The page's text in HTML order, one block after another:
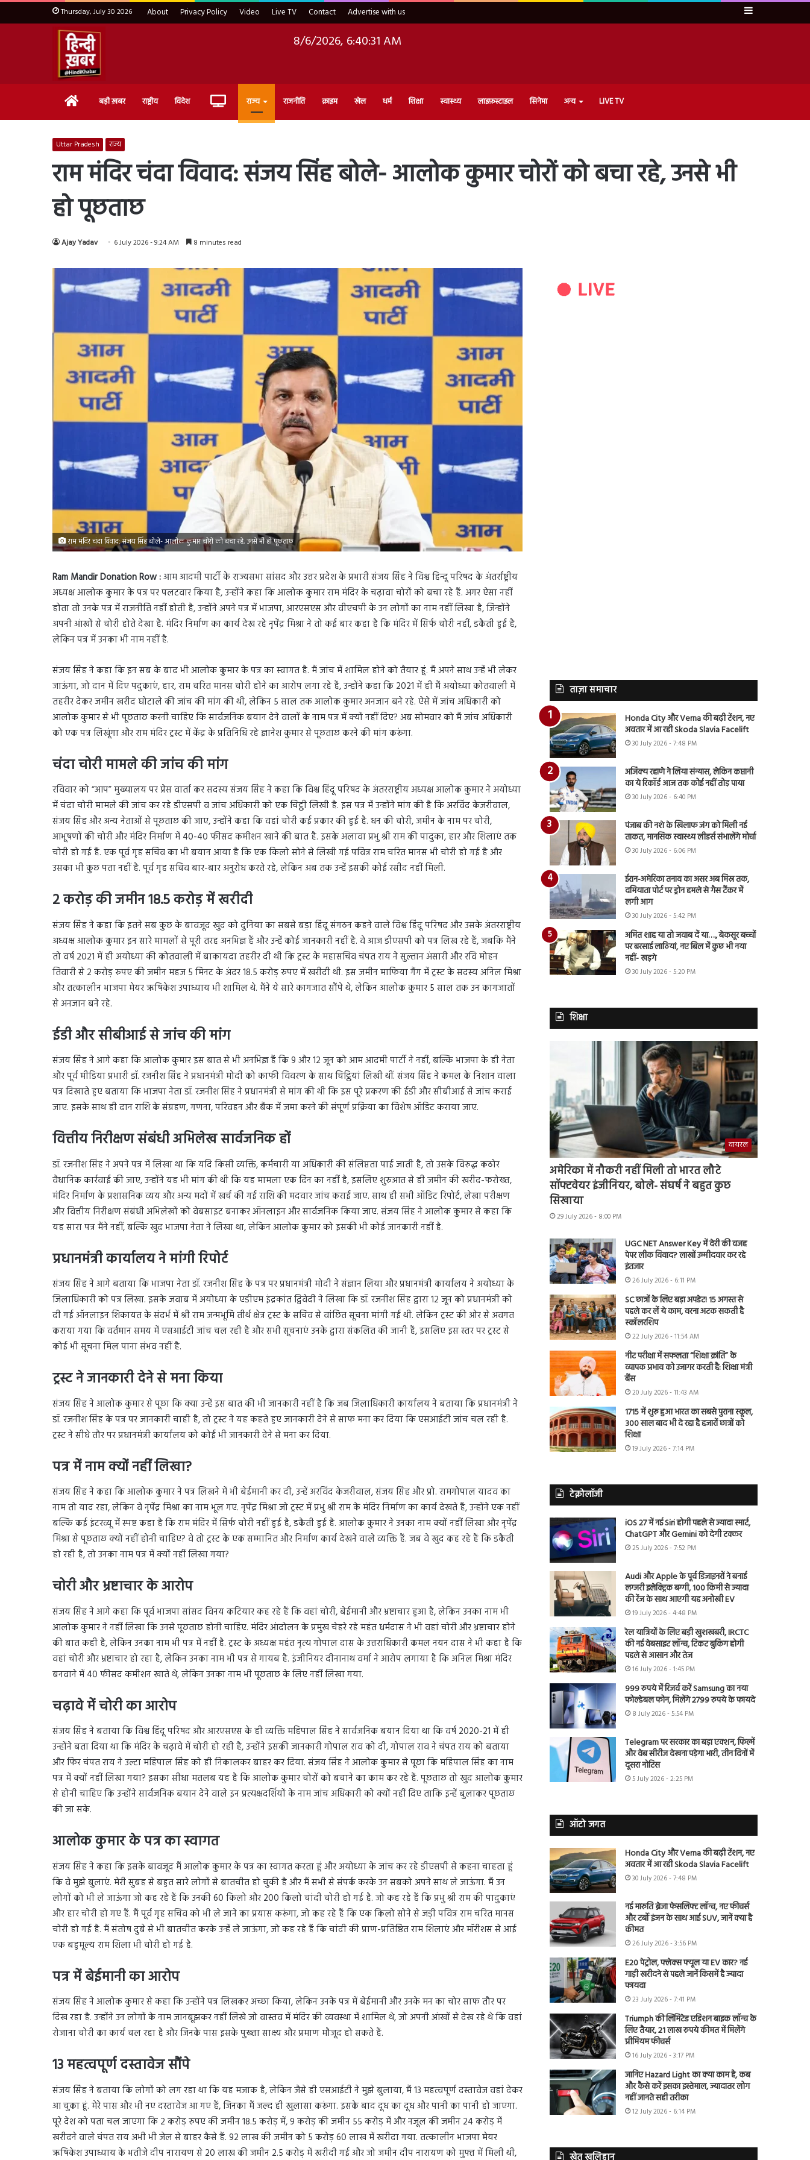
Thursday, July 30 2026 About Privacy Policy Video Live TV Contact Advertise with us Sidebar
8/6/2026, 6:40:32 AM
Home बड़ी ख़बर राष्ट्रीय विदेश Live राज्य राजनीति क्राइम खेल धर्म शिक्षा स्वास्थ्य लाइफ़स्टाइल सिनेमा अन्य LIVE TV
Uttar Pradesh राज्य
राम मंदिर चंदा विवाद: संजय सिंह बोले- आलोक कुमार चोरों को बचा रहे, उनसे भी
हो पूछताछ
Ajay Yadav 6 July 2026 - 9:24 AM 8 minutes read
राम मंदिर चंदा विवाद: संजय सिंह बोले- आलोक कुमार चोरों को बचा रहे, उनसे भी हो पूछताछ
Ram Mandir Donation Row :आम आदमी पार्टी के राज्यसभा सांसद और उत्तर प्रदेश के प्रभारी संजय सिंह ने विश्व हिन्दू परिषद के अंतर्राष्ट्रीय
अध्यक्ष आलोक कुमार के पत्र पर पलटवार किया है, उन्होंने कहा कि आलोक कुमार राम मंदिर के चढ़ावा चोरों को बचा रहे हैं. अगर ऐसा नहीं
होता तो उनके पत्र में राजनीति नहीं होती है, उन्होंने अपने पत्र में भाजपा, आरएसएस और वीएचपी के उन लोगों का नाम नहीं लिखा है, जिन्होंने
अपनी आंखों से चोरी होते देखा है. मंदिर निर्माण का कार्य देख रहे नृपेंद्र मिश्रा ने तो कई बार कहा है कि मंदिर में सिर्फ चोरी नहीं, डकैती हुई है,
लेकिन पत्र में उनका भी नाम नहीं है.
संजय सिंह ने कहा कि इन सब के बाद भी आलोक कुमार के पत्र का स्वागत है. मैं जांच में शामिल होने को तैयार हूं. मैं अपने साथ उन्हें भी लेकर
जाऊंगा, जो दान में दिए पदुकाएं, हार, राम चरित मानस चोरी होने का आरोप लगा रहे हैं, उन्होंने कहा कि 2021 में ही मैं अयोध्या कोतवाली में
तहरीर देकर जमीन खरीद घोटाले की जांच की मांग की थी, लेकिन 5 साल तक आलोक कुमार अनजान बने रहे. ऐसे में जांच अधिकारी को
आलोक कुमार से भी पूछताछ करनी चाहिए कि सार्वजनिक बयान देने वालों के नाम पत्र में क्यों नहीं दिए? अब सोमवार को मैं जांच अधिकारी
को एक पत्र लिखूंगा और राम मंदिर ट्रस्ट में केंद्र के प्रतिनिधि रहे ज्ञानेश कुमार से पूछताछ करने की मांग करूंगा.
चंदा चोरी मामले की जांच की मांग
रविवार को “आप” मुख्यालय पर प्रेस वार्ता कर सदस्य संजय सिंह ने कहा कि विश्व हिंदू परिषद के अंतरराष्ट्रीय अध्यक्ष आलोक कुमार ने अयोध्या
में चंदा चोरी मामले की जांच कर रहे डीएसपी व जांच अधिकारी को एक चिट्ठी लिखी है. इस पत्र में उन्होंने मांग की है कि अरविंद केजरीवाल,
संजय सिंह और अन्य नेताओं से पूछताछ की जाए, उन्होंने कहा कि वहां चोरी कई प्रकार की हुई है. धन की चोरी, जमीन के नाम पर चोरी,
आभूषणों की चोरी और मंदिर निर्माण में 40-40 फीसद कमीशन खाने की बात है. इसके अलावा प्रभु श्री राम की पादुका, हार और शिलाएं तक
चोरी हो गई हैं. एक पूर्व गृह सचिव का भी बयान आया है कि एक किलो सोने से लिखी गई पवित्र राम चरित मानस भी चोरी हो गई है और
उसका भी कुछ पता नहीं है. पूर्व गृह सचिव बार-बार अनुरोध करते रहे, लेकिन अब तक उन्हें इसकी कोई रसीद नहीं मिली.
2 करोड़ की जमीन 18.5 करोड़ में खरीदी
संजय सिंह ने कहा कि इतने सब कुछ के बावजूद खुद को दुनिया का सबसे बड़ा हिंदू संगठन कहने वाले विश्व हिंदू परिषद और उसके अंतरराष्ट्रीय
अध्यक्ष आलोक कुमार इन सारे मामलों से पूरी तरह अनभिज्ञ हैं और उन्हें कोई जानकारी नहीं है. वे आज डीएसपी को पत्र लिख रहे हैं, जबकि मैंने
तो वर्ष 2021 में ही अयोध्या की कोतवाली में बाकायदा तहरीर दी थी कि ट्रस्ट के महासचिव चंपत राय ने सुल्तान अंसारी और रवि मोहन
तिवारी से 2 करोड़ रुपए की जमीन महज 5 मिनट के अंदर 18.5 करोड़ रुपए में खरीदी थी. इस जमीन माफिया गैंग में ट्रस्ट के सदस्य अनिल मिश्रा
और तत्कालीन भाजपा मेयर ऋषिकेश उपाध्याय भी शामिल थे. मैंने ये सारे कागजात सौंपे थे, लेकिन आलोक कुमार 5 साल तक उन कागजातों
से अनजान बने रहे.
ईडी और सीबीआई से जांच की मांग
संजय सिंह ने आगे कहा कि आलोक कुमार इस बात से भी अनभिज्ञ हैं कि 9 और 12 जून को आम आदमी पार्टी ने नहीं, बल्कि भाजपा के ही नेता
और पूर्व मीडिया प्रभारी डॉ. रजनीश सिंह ने प्रधानमंत्री मोदी को काफी विवरण के साथ चिट्ठियां लिखी थीं. संजय सिंह ने कमल के निशान वाला
पत्र दिखाते हुए बताया कि भाजपा नेता डॉ. रजनीश सिंह ने प्रधानमंत्री से मांग की थी कि इस पूरे प्रकरण की ईडी और सीबीआई से जांच कराई
जाए. इसके साथ ही दान राशि के संग्रहण, गणना, परिवहन और बैंक में जमा करने की संपूर्ण प्रक्रिया का विशेष ऑडिट कराया जाए.
वित्तीय निरीक्षण संबंधी अभिलेख सार्वजनिक हों
डॉ. रजनीश सिंह ने अपने पत्र में लिखा था कि यदि किसी व्यक्ति, कर्मचारी या अधिकारी की संलिप्तता पाई जाती है, तो उसके विरुद्ध कठोर
वैधानिक कार्रवाई की जाए, उन्होंने यह भी मांग की थी कि यह मामला एक दिन का नहीं है, इसलिए शुरुआत से ही जमीन की खरीद-फरोख्त,
मंदिर निर्माण के प्रशासनिक व्यय और अन्य मदों में खर्च की गई राशि की मदवार जांच कराई जाए. साथ ही सभी ऑडिट रिपोर्ट, लेखा परीक्षण
और वित्तीय निरीक्षण संबंधी अभिलेखों को वेबसाइट बनाकर ऑनलाइन और सार्वजनिक किया जाए. संजय सिंह ने आलोक कुमार से कहा कि
यह सारा पत्र मैंने नहीं, बल्कि खुद भाजपा नेता ने लिखा था, लेकिन आलोक कुमार को इसकी भी कोई जानकारी नहीं है.
प्रधानमंत्री कार्यालय ने मांगी रिपोर्ट
संजय सिंह ने आगे बताया कि भाजपा नेता डॉ. रजनीश सिंह के पत्र पर प्रधानमंत्री मोदी ने संज्ञान लिया और प्रधानमंत्री कार्यालय ने अयोध्या के
जिलाधिकारी को पत्र लिखा. इसके जवाब में अयोध्या के एडीएम इंद्रकांत द्विवेदी ने लिखा कि डॉ. रजनीश सिंह द्वारा 12 जून को प्रधानमंत्री को
दी गई ऑनलाइन शिकायत के संदर्भ में श्री राम जन्मभूमि तीर्थ क्षेत्र ट्रस्ट के सचिव से वांछित सूचना मांगी गई थी. लेकिन ट्रस्ट की ओर से अवगत
कराया गया कि वर्तमान समय में एसआईटी जांच चल रही है और सभी सूचनाएं उनके द्वारा संकलित की जानी हैं, इसलिए इस स्तर पर ट्रस्ट से
कोई भी सूचना मिल पाना संभव नहीं है.
ट्रस्ट ने जानकारी देने से मना किया
संजय सिंह ने आलोक कुमार से पूछा कि क्या उन्हें इस बात की भी जानकारी नहीं है कि जब जिलाधिकारी कार्यालय ने बताया कि प्रधानमंत्री ने
डॉ. रजनीश सिंह के पत्र पर जानकारी चाही है, तो ट्रस्ट ने यह कहते हुए जानकारी देने से साफ मना कर दिया कि एसआईटी जांच चल रही है.
ट्रस्ट ने सीधे तौर पर प्रधानमंत्री कार्यालय को कोई भी जानकारी देने से मना कर दिया.
पत्र में नाम क्यों नहीं लिखा?
संजय सिंह ने कहा कि आलोक कुमार ने पत्र लिखने में भी बेईमानी कर दी, उन्हें अरविंद केजरीवाल, संजय सिंह और प्रो. रामगोपाल यादव का
नाम तो याद रहा, लेकिन वे नृपेंद्र मिश्रा का नाम भूल गए. नृपेंद्र मिश्रा जो ट्रस्ट में प्रभु श्री राम के मंदिर निर्माण का कार्य देखते हैं, उन्होंने एक नहीं
बल्कि कई इंटरव्यू में स्पष्ट कहा है कि राम मंदिर में सिर्फ चोरी नहीं हुई है, डकैती हुई है. आलोक कुमार ने उनका नाम क्यों नहीं लिखा और नृपेंद्र
मिश्रा से पूछताछ क्यों नहीं होनी चाहिए? वे तो ट्रस्ट के एक सम्मानित और निर्माण कार्य देखने वाले व्यक्ति हैं. जब वे खुद कह रहे हैं कि डकैती
हो रही है, तो उनका नाम पत्र में क्यों नहीं लिखा गया?
चोरी और भ्रष्टाचार के आरोप
संजय सिंह ने आगे कहा कि पूर्व भाजपा सांसद विनय कटियार कह रहे हैं कि वहां चोरी, बेईमानी और भ्रष्टाचार हुआ है, लेकिन उनका नाम भी
आलोक कुमार ने नहीं लिखा कि उनसे पूछताछ होनी चाहिए. मंदिर आंदोलन के प्रमुख चेहरे रहे महंत धर्मदास ने भी वहां चोरी और भ्रष्टाचार होने
की बात कही है, लेकिन उनका नाम भी पत्र में नहीं है. ट्रस्ट के अध्यक्ष महंत नृत्य गोपाल दास के उत्तराधिकारी कमल नयन दास ने भी कहा है कि
वहां चोरी और भ्रष्टाचार हो रहा है, लेकिन उनका नाम भी पत्र से गायब है. इंजीनियर दीनानाथ वर्मा ने आरोप लगाया है कि अनिल मिश्रा मंदिर
बनवाने में 40 फीसद कमीशन खाते थे, लेकिन उनका नाम भी पूछताछ के लिए नहीं लिखा गया.
चढ़ावे में चोरी का आरोप
संजय सिंह ने बताया कि विश्व हिंदू परिषद और आरएसएस के ही व्यक्ति महिपाल सिंह ने सार्वजनिक बयान दिया था कि वर्ष 2020-21 में ही
उन्होंने बता दिया था कि मंदिर के चढ़ावे में चोरी हो रही है, उन्होंने इसकी जानकारी गोपाल राव को दी, गोपाल राव ने चंपत राय को बताया
और फिर चंपत राय ने उल्टा महिपाल सिंह को ही निकालकर बाहर कर दिया. संजय सिंह ने आलोक कुमार से पूछा कि महिपाल सिंह का नाम
पत्र में क्यों नहीं लिखा गया? इसका सीधा मतलब यह है कि आलोक कुमार चोरों को बचाने का काम कर रहे हैं. पूछताछ तो खुद आलोक कुमार
से होनी चाहिए कि उन्होंने सार्वजनिक बयान देने वाले इन प्रत्यक्षदर्शियों के नाम जांच अधिकारी को क्यों नहीं दिए ताकि इन्हें बुलाकर पूछताछ
की जा सके.
आलोक कुमार के पत्र का स्वागत
संजय सिंह ने कहा कि इसके बावजूद मैं आलोक कुमार के पत्र का स्वागत करता हूं और अयोध्या के जांच कर रहे डीएसपी से कहना चाहता हूं
कि वे मुझे बुलाएं. मेरी सुबह से बहुत सारे लोगों से बातचीत हो चुकी है और मैं सभी से संपर्क करके उन सबको अपने साथ ले जाऊंगा. मैं उन
लोगों को भी ले जाऊंगा जो कह रहे हैं कि उनकी 60 किलो और 200 किलो चांदी चोरी हो गई है. जो कह रहे हैं कि प्रभु श्री राम की पादुकाएं
और हार चोरी हो गए हैं. मैं पूर्व गृह सचिव को भी ले जाने का प्रयास करूंगा, जो कह रहे हैं कि एक किलो सोने से जड़ी पवित्र राम चरित मानस
चोरी हो गई है. मैं संतोष दुबे से भी बातचीत करके उन्हें ले जाऊंगा, जो कह रहे हैं कि चांदी की प्राण-प्रतिष्ठित राम शिलाएं और मॉरीशस से आई
एक बहुमूल्य राम शिला भी चोरी हो गई है.
पत्र में बेईमानी का आरोप
संजय सिंह ने आलोक कुमार से कहा कि उन्होंने पत्र लिखकर अच्छा किया, लेकिन उनके पत्र में बेईमानी और उनके मन का चोर साफ तौर पर
दिख रहा है. उन्होंने उन लोगों के नाम जानबूझकर नहीं लिखे जो वास्तव में मंदिर की व्यवस्था में शामिल थे, जो अपनी आंखों से देख रहे थे कि वहां
रोजाना चोरी का कार्य चल रहा है और जिनके पास इसके पुख्ता साक्ष्य और प्रमाण मौजूद हो सकते हैं.
13 महत्वपूर्ण दस्तावेज सौंपे
संजय सिंह ने बताया कि लोगों को लग रहा था कि यह मजाक है, लेकिन जैसे ही एसआईटी ने मुझे बुलाया, मैं 13 महत्वपूर्ण दस्तावेज वहां देकर
आ चुका हूं. मेरे पास और भी नए दस्तावेज आ गए हैं, जिनका मैं जल्द ही खुलासा करूंगा. इसके बाद दूध का दूध और पानी का पानी हो जाएगा.
पूरे देश को पता चल जाएगा कि 2 करोड़ रुपए की जमीन 18.5 करोड़ में, 9 करोड़ की जमीन 55 करोड़ में और नजूल की जमीन 24 करोड़ में
खरीदने वाले चंपत राय अभी भी जेल से बाहर कैसे हैं. 92 लाख की जमीन को 5 करोड़ 60 लाख में खरीदा गया. तत्कालीन भाजपा मेयर
ऋषिकेश उपाध्याय के भतीजे दीप नारायण से 20 लाख की जमीन 2.5 करोड़ में खरीदी गई और जो जमीन दीप नारायण को मुफ्त में मिली थी,
ताज़ा समाचार
Honda City और Verna की बढ़ी टेंशन, नए
अवतार में आ रही Skoda Slavia Facelift
30 July 2026 - 7:48 PM
अजिंक्य रहाणे ने लिया संन्यास, लेकिन कप्तानी
का ये रिकॉर्ड आज तक कोई नहीं तोड़ पाया
30 July 2026 - 6:40 PM
पंजाब की नशे के खिलाफ जंग को मिली नई
ताकत, मानसिक स्वास्थ्य लीडर्स संभालेंगे मोर्चा
30 July 2026 - 6:06 PM
ईरान-अमेरिका तनाव का असर अब मिस्र तक,
दमियाता पोर्ट पर ड्रोन हमले से गैस टैंकर में
लगी आग
30 July 2026 - 5:42 PM
अमित शाह या तो जवाब दें या…., बेकसूर बच्चों
पर बरसाई लाठियां, नए बिल में कुछ भी नया
नहीं- खड़गे
30 July 2026 - 5:20 PM
शिक्षा
वायरल
अमेरिका में नौकरी नहीं मिली तो भारत लौटे
सॉफ्टवेयर इंजीनियर, बोले- संघर्ष ने बहुत कुछ
सिखाया
29 July 2026 - 8:00 PM
UGC NET Answer Key में देरी की वजह
पेपर लीक विवाद? लाखों उम्मीदवार कर रहे
इंतजार
26 July 2026 - 6:11 PM
SC छात्रों के लिए बड़ा अपडेट! 15 अगस्त से
पहले कर लें ये काम, वरना अटक सकती है
स्कॉलरशिप
22 July 2026 - 11:54 AM
नीट परीक्षा में सफलता “शिक्षा क्रांति” के
व्यापक प्रभाव को उजागर करती है: शिक्षा मंत्री
बैंस
20 July 2026 - 11:43 AM
1715 में शुरू हुआ भारत का सबसे पुराना स्कूल,
300 साल बाद भी दे रहा है हजारों छात्रों को
शिक्षा
19 July 2026 - 7:14 PM
टेक्नोलॉजी
iOS 27 में नई Siri होगी पहले से ज्यादा स्मार्ट,
ChatGPT और Gemini को देगी टक्कर
25 July 2026 - 7:52 PM
Audi और Apple के पूर्व डिजाइनरों ने बनाई
लग्जरी इलेक्ट्रिक बग्गी, 100 किमी से ज्यादा
की रेंज के साथ आएगी यह अनोखी EV
19 July 2026 - 4:48 PM
रेल यात्रियों के लिए बड़ी खुशखबरी, IRCTC
की नई वेबसाइट लॉन्च, टिकट बुकिंग होगी
पहले से आसान और तेज
16 July 2026 - 1:45 PM
999 रुपये में रिजर्व करें Samsung का नया
फोल्डेबल फोन, मिलेंगे 2799 रुपये के फायदे
8 July 2026 - 5:54 PM
Telegram पर सरकार का बड़ा एक्शन, फिल्में
और वेब सीरीज देखना पड़ेगा भारी, तीन दिनों में
दूसरा नोटिस
5 July 2026 - 2:25 PM
ऑटो जगत
Honda City और Verna की बढ़ी टेंशन, नए
अवतार में आ रही Skoda Slavia Facelift
30 July 2026 - 7:48 PM
नई मारुति ब्रेजा फेसलिफ्ट लॉन्च, नए फीचर्स
और टर्बो इंजन के साथ आई SUV, जानें क्या है
कीमत
26 July 2026 - 3:56 PM
E20 पेट्रोल, फ्लेक्स फ्यूल या EV कार? नई
गाड़ी खरीदने से पहले जानें किसमें है ज्यादा
फायदा
23 July 2026 - 7:41 PM
Triumph की लिमिटेड एडिशन बाइक लॉन्च के
लिए तैयार, 21 लाख रुपये कीमत में मिलेंगे
प्रीमियम फीचर्स
16 July 2026 - 3:17 PM
जानिए Hazard Light का क्या काम है, कब
और कैसे करें इसका इस्तेमाल, ज्यादातर लोग
नहीं जानते सही तरीका
12 July 2026 - 6:14 PM